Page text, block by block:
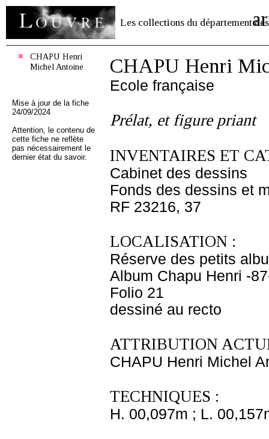
Les collections du département des
CHAPU Henri
Michel Antoine
Mise à jour de la fiche
24/09/2024
Attention, le contenu de
cette fiche ne reflète
pas nécessairement le
dernier état du savoir.
CHAPU Henri
Ecole française
Prélat, et figure priant
INVENTAIRES ET
Cabinet des dessins
Fonds des dessins et
RF 23216, 37
LOCALISATION :
Réserve des petits
Album Chapu Henri -
Folio 21
dessiné au recto
ATTRIBUTION
CHAPU Henri Michel
TECHNIQUES :
H. 00,097m ; L.